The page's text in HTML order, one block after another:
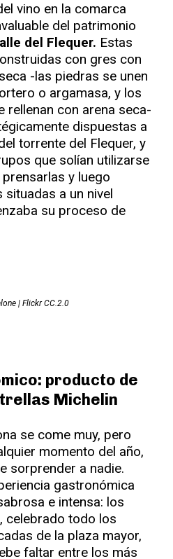
vino en la comarca
del patrimonio
del Flequer. Estas
con gres con
-las piedras se unen
o argamasa, y los
rellenan con arena seca-
dispuestas a
torrente del Flequer, y
que solían utilizarse
y luego
a un nivel
su proceso de
| Flickr CC.2.0
producto de
Michelin
se come muy, pero
momento del año,
sorprender a nadie.
gastronómica
e intensa: los
, celebrado todo los
de la plaza mayor,
faltar entre los más